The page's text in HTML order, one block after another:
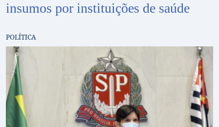
insumos por instituições de saúde
POLÍTICA